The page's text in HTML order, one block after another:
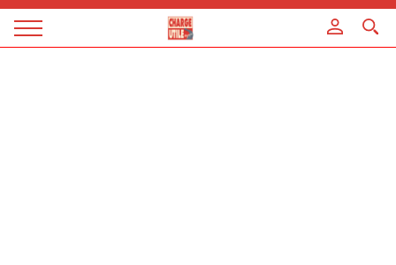
Magazine
Panneau de gestion des cookies